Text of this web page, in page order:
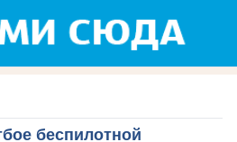
беспилотной